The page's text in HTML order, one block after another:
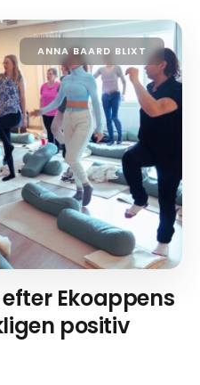
ANNA BAARD BLIXT
Ekoappens
positiv